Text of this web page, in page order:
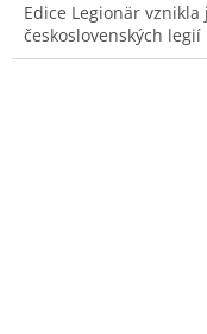
Edice Legionär
československých